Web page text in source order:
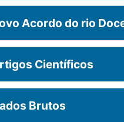
Acordo do rio
Científicos
Brutos